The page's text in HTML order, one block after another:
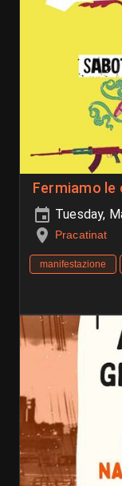
Fermiamo le
Tuesday,
Pracatinat
manifestazione